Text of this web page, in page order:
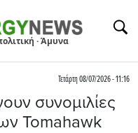
· Άμυνα
Τετάρτη 08/07/2026 - 11:16
συνομιλίες
Tomahawk